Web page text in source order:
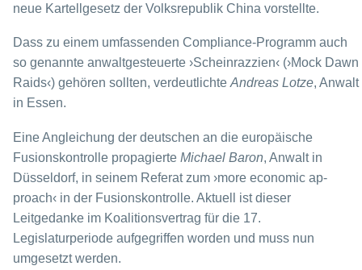
neue Kartellgesetz der Volksrepublik China vor­stellte.
Dass zu einem umfassenden Compliance-Programm auch
so genannte anwaltgesteu­erte ›Scheinrazzien‹ (›Mock Dawn
Raids‹) gehören sollten, verdeutlichte Andreas Lot­ze, Anwalt
in Essen.
Eine Angleichung der deutschen an die europäische
Fusionskontrolle propagier­te Michael Baron, Anwalt in
Düsseldorf, in seinem Referat zum ›more economic ap­
proach‹ in der Fusionskontrolle. Aktuell ist dieser
Leitgedanke im Koalitionsvertrag für die 17.
Legislaturperiode aufgegriffen worden und muss nun
umgesetzt werden.